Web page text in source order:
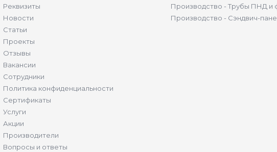
Реквизиты
Новости
Статьи
Проекты
Отзывы
Вакансии
Сотрудники
Политика конфиденциальности
Сертификаты
Услуги
Акции
Производители
Вопросы и ответы
Производство - Трубы ПНД и
Производство - Сэндвич-